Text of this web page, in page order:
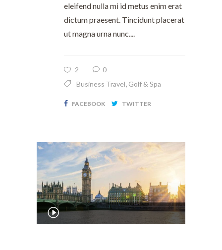
eleifend nulla mi id metus enim erat
dictum praesent. Tincidunt placerat
ut magna urna nunc....
2
0
Business Travel, Golf & Spa
FACEBOOK TWITTER
Reproductor
de